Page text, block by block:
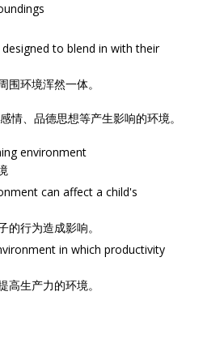
to blend in with their
围环境浑然一体。
情、品德思想等产生影响的环境。
environment
can affect a child's
的行为造成影响。
in which productivity
高生产力的环境。